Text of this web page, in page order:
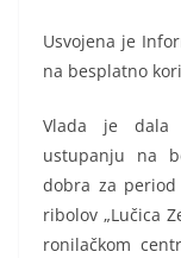
Usvojena je
na besplatno
Vlada je dala
ustupanju na
dobra za
ribolov „Lučica
ronilačkom